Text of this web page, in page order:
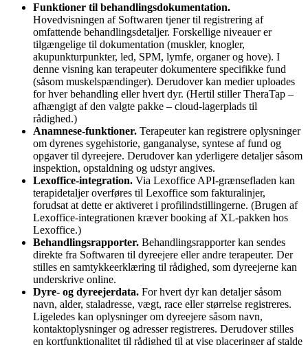
Funktioner til behandlingsdokumentation.
Hovedvisningen af Softwaren tjener til registrering af
omfattende behandlingsdetaljer. Forskellige niveauer er
tilgængelige til dokumentation (muskler, knogler,
akupunkturpunkter, led, SPM, lymfe, organer og hove). I
denne visning kan terapeuter dokumentere specifikke fund
(såsom muskelspændinger). Derudover kan medier uploades
for hver behandling eller hvert dyr. (Hertil stiller TheraTap –
afhængigt af den valgte pakke – cloud-lagerplads til
rådighed.)
Anamnese-funktioner. Terapeuter kan registrere oplysninger
om dyrenes sygehistorie, ganganalyse, syntese af fund og
opgaver til dyreejere. Derudover kan yderligere detaljer såsom
inspektion, opstaldning og udstyr angives.
Lexoffice-integration. Via Lexoffice API-grænsefladen kan
terapidetaljer overføres til Lexoffice som fakturalinjer,
forudsat at dette er aktiveret i profilindstillingerne. (Brugen af
Lexoffice-integrationen kræver booking af XL-pakken hos
Lexoffice.)
Behandlingsrapporter. Behandlingsrapporter kan sendes
direkte fra Softwaren til dyreejere eller andre terapeuter. Der
stilles en samtykkeerklæring til rådighed, som dyreejerne kan
underskrive online.
Dyre- og dyreejerdata. For hvert dyr kan detaljer såsom
navn, alder, staladresse, vægt, race eller størrelse registreres.
Ligeledes kan oplysninger om dyreejere såsom navn,
kontaktoplysninger og adresser registreres. Derudover stilles
en kortfunktionalitet til rådighed til at vise placeringer af stalde